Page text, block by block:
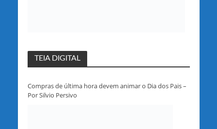
TEIA DIGITAL
Compras de última hora devem animar o Dia dos Pais –
Por Silvio Persivo